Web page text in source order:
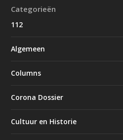
Categorieën
112
Algemeen
Columns
Corona Dossier
Cultuur en Historie